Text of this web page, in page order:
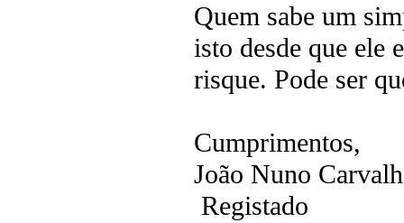
Quem sabe um
isto desde que ele
risque. Pode ser
Cumprimentos,
João Nuno
Registado